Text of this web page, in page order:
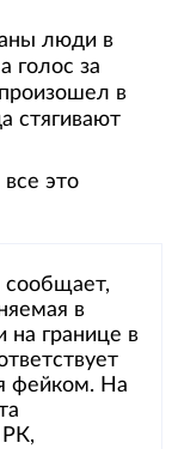
люди в
голос за
в
стягивают
это
в
на границе в
фейком. На